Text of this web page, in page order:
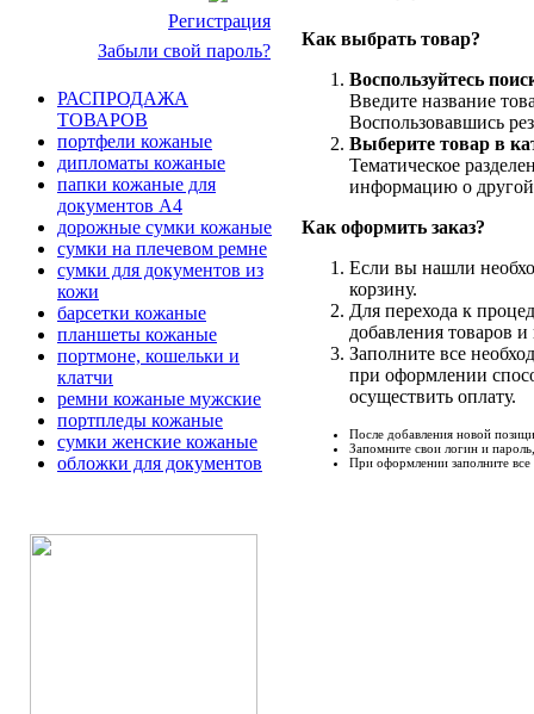
Регистрация
Забыли свой пароль?
РАСПРОДАЖА
ТОВАРОВ
портфели кожаные
дипломаты кожаные
папки кожаные для
документов А4
дорожные сумки кожаные
сумки на плечевом ремне
сумки для документов из
кожи
барсетки кожаные
планшеты кожаные
портмоне, кошельки и
клатчи
ремни кожаные мужские
портпледы кожаные
сумки женские кожаные
обложки для документов
Как выбрать товар?
Воспользуйтесь
Введите название
Воспользовавшись
Выберите товар в
Тематическое
информацию о
Как оформить заказ?
Если вы нашли
корзину.
Для перехода к
добавления товаров
Заполните все
при оформлении
осуществить оплату.
После добавления новой
Запомните свои логин и
При оформлении заполните